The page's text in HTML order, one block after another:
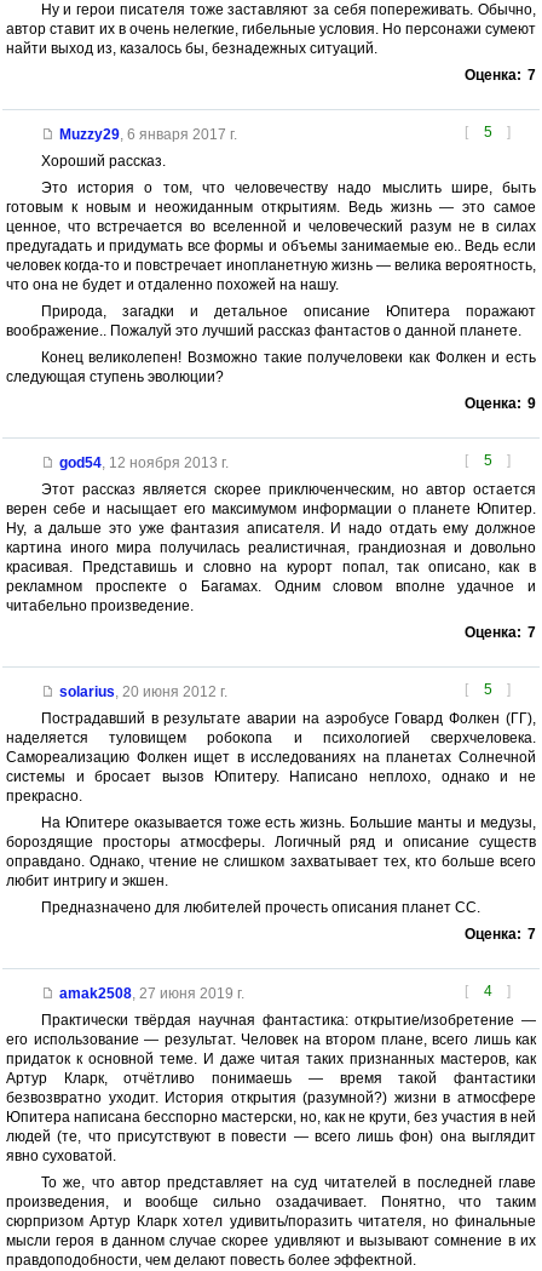
Ну и герои писателя тоже заставляют за себя попереживать. Обычно,
автор ставит их в очень нелегкие, гибельные условия. Но персонажи сумеют
найти выход из, казалось бы, безнадежных ситуаций.
Оценка: 7
[ 5 ]
Muzzy29, 6 января 2017 г.
Хороший рассказ.
Это история о том, что человечеству надо мыслить шире, быть
готовым к новым и неожиданным открытиям. Ведь жизнь — это самое
ценное, что встречается во вселенной и человеческий разум не в силах
предугадать и придумать все формы и объемы занимаемые ею.. Ведь если
человек когда-то и повстречает инопланетную жизнь — велика вероятность,
что она не будет и отдаленно похожей на нашу.
Природа, загадки и детальное описание Юпитера поражают
воображение.. Пожалуй это лучший рассказ фантастов о данной планете.
Конец великолепен! Возможно такие получеловеки как Фолкен и есть
следующая ступень эволюции?
Оценка: 9
[ 5 ]
god54, 12 ноября 2013 г.
Этот рассказ является скорее приключенческим, но автор остается
верен себе и насыщает его максимумом информации о планете Юпитер.
Ну, а дальше это уже фантазия аписателя. И надо отдать ему должное
картина иного мира получилась реалистичная, грандиозная и довольно
красивая. Представишь и словно на курорт попал, так описано, как в
рекламном проспекте о Багамах. Одним словом вполне удачное и
читабельно произведение.
Оценка: 7
[ 5 ]
solarius, 20 июня 2012 г.
Пострадавший в результате аварии на аэробусе Говард Фолкен (ГГ),
наделяется туловищем робокопа и психологией сверхчеловека.
Самореализацию Фолкен ищет в исследованиях на планетах Солнечной
системы и бросает вызов Юпитеру. Написано неплохо, однако и не
прекрасно.
На Юпитере оказывается тоже есть жизнь. Большие манты и медузы,
бороздящие просторы атмосферы. Логичный ряд и описание существ
оправдано. Однако, чтение не слишком захватывает тех, кто больше всего
любит интригу и экшен.
Предназначено для любителей прочесть описания планет СС.
Оценка: 7
[ 4 ]
amak2508, 27 июня 2019 г.
Практически твёрдая научная фантастика: открытие/изобретение —
его использование — результат. Человек на втором плане, всего лишь как
придаток к основной теме. И даже читая таких признанных мастеров, как
Артур Кларк, отчётливо понимаешь — время такой фантастики
безвозвратно уходит. История открытия (разумной?) жизни в атмосфере
Юпитера написана бесспорно мастерски, но, как не крути, без участия в ней
людей (те, что присутствуют в повести — всего лишь фон) она выглядит
явно суховатой.
То же, что автор представляет на суд читателей в последней главе
произведения, и вообще сильно озадачивает. Понятно, что таким
сюрпризом Артур Кларк хотел удивить/поразить читателя, но финальные
мысли героя в данном случае скорее удивляют и вызывают сомнение в их
правдоподобности, чем делают повесть более эффектной.